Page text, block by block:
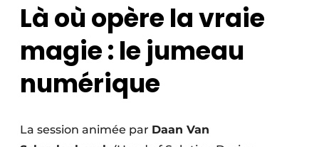
Là où opère la vraie
magie : le jumeau
numérique
La session animée par Daan Van